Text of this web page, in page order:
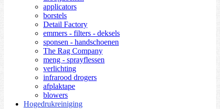
applicators
borstels
Detail Factory
emmers - filters - deksels
sponsen - handschoenen
The Rag Company
meng - sprayflessen
verlichting
infrarood drogers
afplaktape
blowers
Hogedrukreiniging